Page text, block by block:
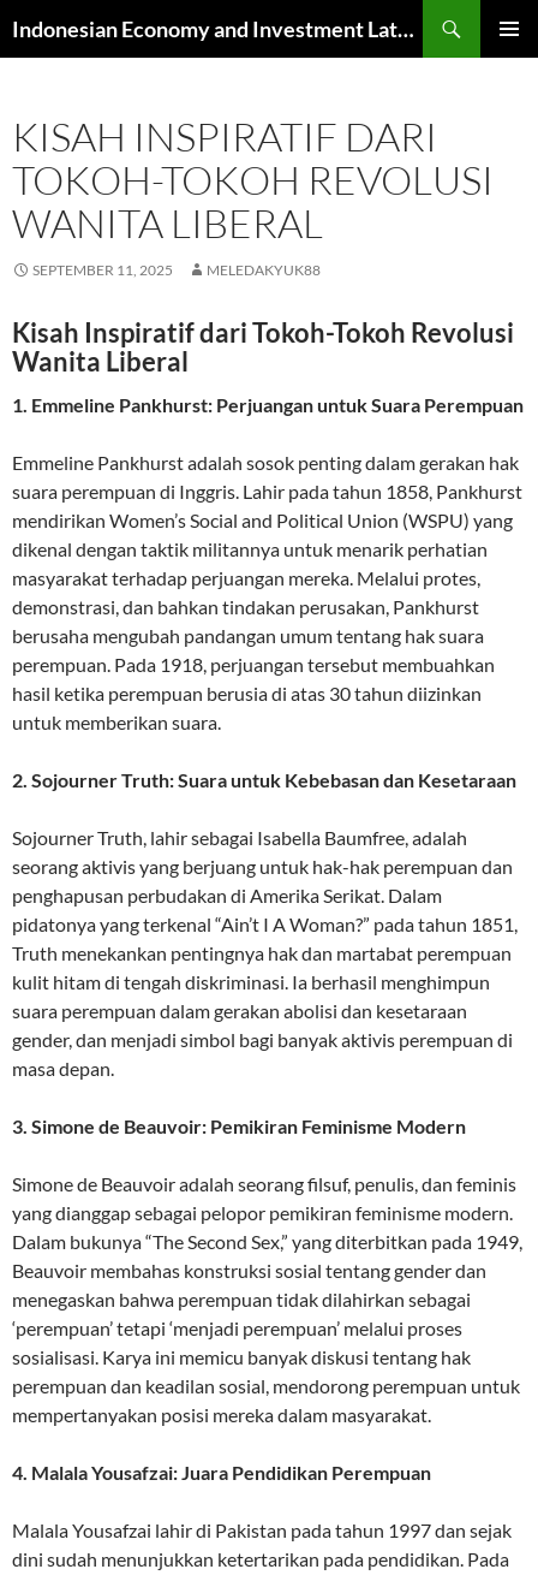
to
Indonesian Economy and Investment Latest News
KISAH INSPIRATIF DARI
TOKOH-TOKOH REVOLUSI
WANITA LIBERAL
SEPTEMBER 11, 2025 MELEDAKYUK88
Kisah Inspiratif dari Tokoh-Tokoh Revolusi
Wanita Liberal
1. Emmeline Pankhurst: Perjuangan untuk Suara Perempuan
Emmeline Pankhurst adalah sosok penting dalam gerakan hak
suara perempuan di Inggris. Lahir pada tahun 1858, Pankhurst
mendirikan Women’s Social and Political Union (WSPU) yang
dikenal dengan taktik militannya untuk menarik perhatian
masyarakat terhadap perjuangan mereka. Melalui protes,
demonstrasi, dan bahkan tindakan perusakan, Pankhurst
berusaha mengubah pandangan umum tentang hak suara
perempuan. Pada 1918, perjuangan tersebut membuahkan
hasil ketika perempuan berusia di atas 30 tahun diizinkan
untuk memberikan suara.
2. Sojourner Truth: Suara untuk Kebebasan dan Kesetaraan
Sojourner Truth, lahir sebagai Isabella Baumfree, adalah
seorang aktivis yang berjuang untuk hak-hak perempuan dan
penghapusan perbudakan di Amerika Serikat. Dalam
pidatonya yang terkenal “Ain’t I A Woman?” pada tahun 1851,
Truth menekankan pentingnya hak dan martabat perempuan
kulit hitam di tengah diskriminasi. Ia berhasil menghimpun
suara perempuan dalam gerakan abolisi dan kesetaraan
gender, dan menjadi simbol bagi banyak aktivis perempuan di
masa depan.
3. Simone de Beauvoir: Pemikiran Feminisme Modern
Simone de Beauvoir adalah seorang filsuf, penulis, dan feminis
yang dianggap sebagai pelopor pemikiran feminisme modern.
Dalam bukunya “The Second Sex,” yang diterbitkan pada 1949,
Beauvoir membahas konstruksi sosial tentang gender dan
menegaskan bahwa perempuan tidak dilahirkan sebagai
‘perempuan’ tetapi ‘menjadi perempuan’ melalui proses
sosialisasi. Karya ini memicu banyak diskusi tentang hak
perempuan dan keadilan sosial, mendorong perempuan untuk
mempertanyakan posisi mereka dalam masyarakat.
4. Malala Yousafzai: Juara Pendidikan Perempuan
Malala Yousafzai lahir di Pakistan pada tahun 1997 dan sejak
dini sudah menunjukkan ketertarikan pada pendidikan. Pada